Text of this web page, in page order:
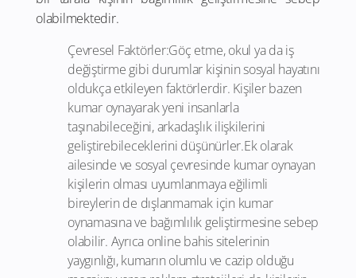
olabilmektedir.
Çevresel Faktörler:Göç etme, okul ya da iş
değiştirme gibi durumlar kişinin sosyal hayatını
oldukça etkileyen faktörlerdir. Kişiler bazen
kumar oynayarak yeni insanlarla
taşınabileceğini, arkadaşlık ilişkilerini
geliştirebileceklerini düşünürler.Ek olarak
ailesinde ve sosyal çevresinde kumar oynayan
kişilerin olması uyumlanmaya eğilimli
bireylerin de dışlanmamak için kumar
oynamasına ve bağımlılık geliştirmesine sebep
olabilir. Ayrıca online bahis sitelerinin
yaygınlığı, kumarın olumlu ve cazip olduğu